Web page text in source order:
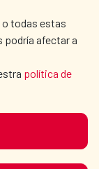
todas estas
podría afectar a
política de
DE DATOS